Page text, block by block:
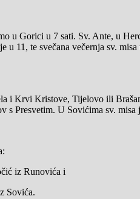
u Gorici u 7 sati. Sv. Ante, u
u 11, te svečana večernja sv.
i Krvi Kristove, Tijelovo ili
s Presvetim. U Sovićima sv. misa
iz Runovića i
Sovića.